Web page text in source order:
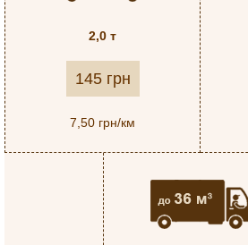
2,0 т
145 грн
7,50 грн/км